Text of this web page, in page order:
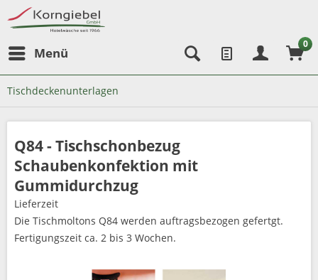
Menü
0
Tischdeckenunterlagen
Q84 - Tischschonbezug
Schaubenkonfektion mit
Gummidurchzug
Lieferzeit
Die Tischmoltons Q84 werden auftragsbezogen gefertgt.
Fertigungszeit ca. 2 bis 3 Wochen.